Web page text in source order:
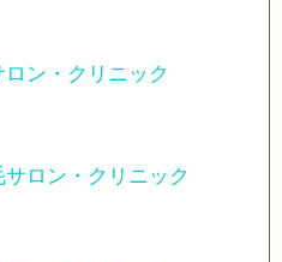
ン・クリニック
ロン・クリニック